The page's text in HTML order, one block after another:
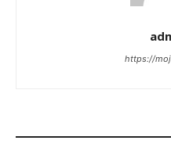
https://